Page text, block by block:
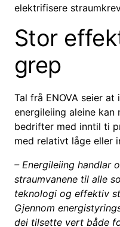
elektrifisere
Stor
grep
Tal frå ENOVA seier
energileiing aleine kan
bedrifter med inntil ti
med relativt låge eller
– Energileiing handlar
straumvanene til alle
teknologi og effektiv
Gjennom
dei tilsette vert både